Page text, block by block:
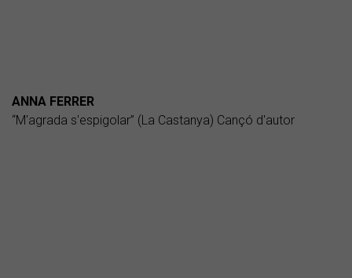
ANNA FERRER
“M'agrada s'espigolar” (La Castanya) Cançó d'autor